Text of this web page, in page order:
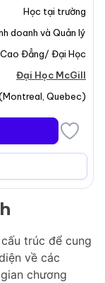
nối với mọi
thành công
hợp các kĩ
sẽ tham gia
lược tiếp thị,
dùng, cùng
có sẵn dưới
đảm bảo một
thức lý
trúc để cung
về các
chương
Học tại trường
doanh và Quản lý
Cao Đẳng/ Đại Học
Đại Học McGill
Montreal Quebec)